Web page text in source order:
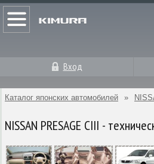
Вход
Каталог японских автомобилей »
NISSAN PRESAGE CIII -